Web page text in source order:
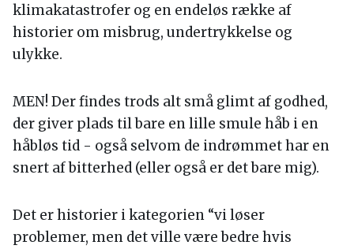
klimakatastrofer og en endeløs række af
historier om misbrug, undertrykkelse og
ulykke.
MEN! Der findes trods alt små glimt af godhed,
der giver plads til bare en lille smule håb i en
håbløs tid - også selvom de indrømmet har en
snert af bitterhed (eller også er det bare mig).
Det er historier i kategorien “vi løser
problemer, men det ville være bedre hvis